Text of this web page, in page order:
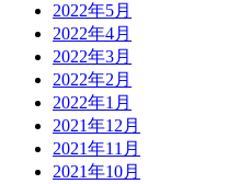
2022年5月
2022年4月
2022年3月
2022年2月
2022年1月
2021年12月
2021年11月
2021年10月